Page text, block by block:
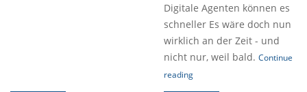
Digitale Agenten können es
schneller Es wäre doch nun
wirklich an der Zeit - und
nicht nur, weil bald. Continue
reading